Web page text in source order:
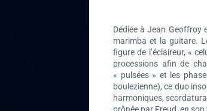
Dédiée à Jean Geoffroy
marimba et la guitare.
figure de l’éclaireur, «
processions afin de
« pulsées » et les
boulezienne), ce duo
harmoniques,
prônée par Freud, en son